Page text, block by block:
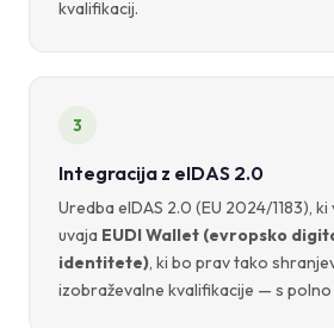
kvalifikacij.
3
Integracija z eIDAS 2.0
Uredba eIDAS 2.0 (EU 2024/1183),
uvaja EUDI Wallet (evropsko
identitete), ki bo prav tako
izobraževalne kvalifikacije — s